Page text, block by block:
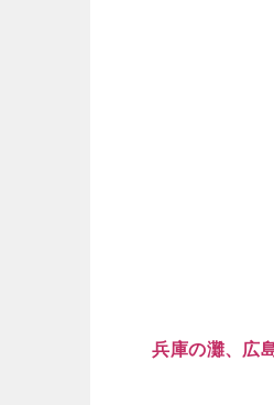
兵庫の灘、広